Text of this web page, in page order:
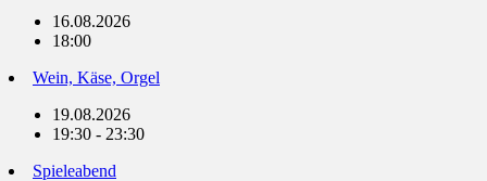
16.08.2026
18:00
Wein, Käse, Orgel
19.08.2026
19:30 - 23:30
Spieleabend